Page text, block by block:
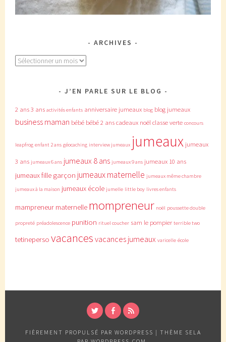
ARCHIVES
Archives
J’EN PARLE SUR LE BLOG
2 ans3 ans activités enfants anniversaire jumeaux blog blog jumeaux
business maman bébé bébé 2 anscadeaux noëlclasse verte concours
leapfrog enfant 2 ans géocaching interview jumeaux jumeaux jumeaux
3 ans jumeaux 6 ans jumeaux 8 ans jumeaux 9 ans jumeaux 10 ans
jumeaux fille garçon jumeaux maternelle jumeaux même chambre
jumeaux à la maison jumeaux école jumelle little boy livres enfants
mampreneur maternelle mompreneur noël poussette double
propreté préadolescence punition rituel coucher sam le pompier terrible two
tetineperso vacances vacances jumeaux varicelle école
FIÈREMENT PROPULSÉ PAR WORDPRESS | THÈME SELA